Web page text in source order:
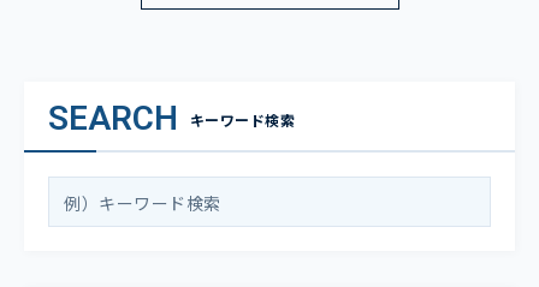
SEARCH キーワード検索